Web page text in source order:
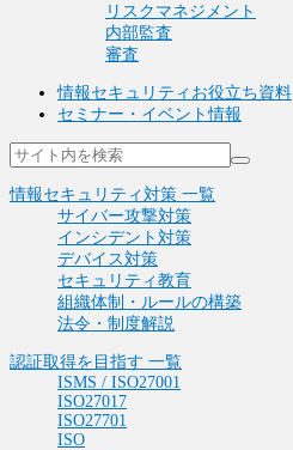
リスクマネジメント
内部監査
審査
情報セキュリティお役立ち資料
セミナー・イベント情報
情報セキュリティ対策 一覧
サイバー攻撃対策
インシデント対策
デバイス対策
セキュリティ教育
組織体制・ルールの構築
法令・制度解説
認証取得を目指す 一覧
ISMS / ISO27001
ISO27017
ISO27701
ISO